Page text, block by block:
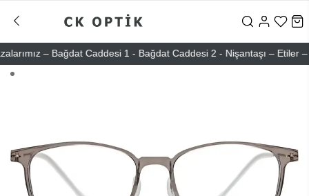
– Bağdat Caddesi 1 - Bağdat Caddesi 2 - Nişantaşı – Etiler –